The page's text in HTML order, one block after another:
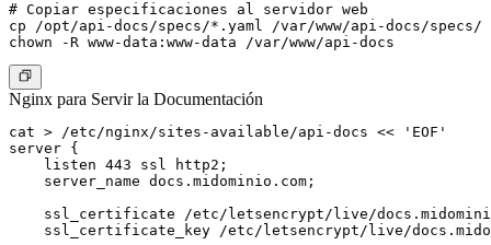
# Copiar especificaciones al servidor web
cp /opt/api-docs/specs/*.yaml /var/www/api-docs/specs/
Nginx para Servir la Documentación
cat > /etc/nginx/sites-available/api-docs << 'EOF'
server {
    listen 443 ssl http2;
    server_name docs.midominio.com;
ssl_certificate /etc/letsencrypt/live/
ssl_certificate_key /etc/letsencrypt/live/